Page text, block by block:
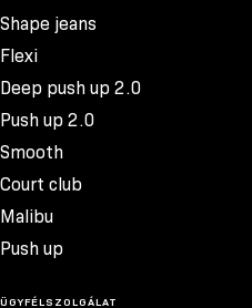
Shape jeans
Flexi
Deep push up 2.0
Push up 2.0
Smooth
Court club
Malibu
Push up
ÜGYFÉLSZOLGÁLAT